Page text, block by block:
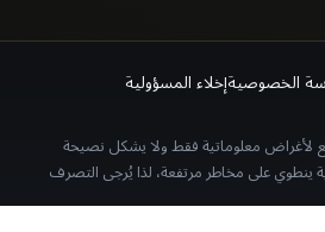
الخصوصيةإخلاء المسؤولية
لأغراض معلوماتية فقط ولا يشكل نصيحة
ينطوي على مخاطر مرتفعة، لذا يُرجى التصرف